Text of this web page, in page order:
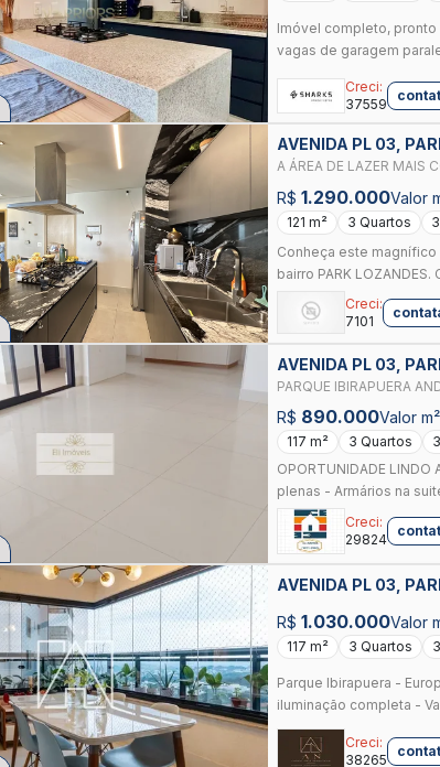
Imóvel completo,
vagas de garagem
Creci:
37559
AVENIDA PL 03,
A ÁREA DE LAZER MAIS
DE GOIÂNIA, ALPHAVILLE
R$ 1.290.000Valor
121 m² 3 Quartos
Conheça este magnífico
bairro PARK LOZANDES.
Creci:
7101
AVENIDA PL 03,
R$ 890.000Valor
117 m² 3 Quartos
OPORTUNIDADE LINDO
plenas - Armários na
Creci:
29824
AVENIDA PL 03,
R$ 1.030.000Valor
117 m² 3 Quartos
Parque Ibirapuera -
iluminação completa -
Creci:
38265